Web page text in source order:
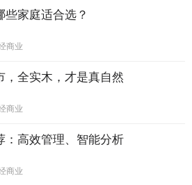
家庭适合选？
商业
，全实木，才是真自然
商业
：高效管理、智能分析
商业